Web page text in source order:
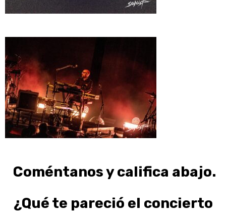
Coméntanos y califica abajo.
¿Qué te pareció el concierto